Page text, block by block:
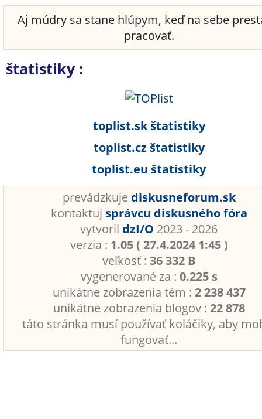
Aj múdry sa stane hlúpym, keď na sebe
pracovať.
štatistiky :
toplist.sk štatistiky
toplist.cz štatistiky
toplist.eu štatistiky
prevádzkuje diskusneforum.sk
kontaktuj správcu diskusného fóra
vytvoril dzI/O 2023 - 2026
verzia : 1.05 ( 27.4.2024 1:45 )
veľkosť :36 332 B
vygenerované za : 0.225 s
unikátne zobrazenia tém : 2 238 437
unikátne zobrazenia blogov : 22 878
táto stránka musí používať koláčiky, aby
fungovať...